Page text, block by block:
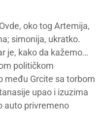
oko tog Artemija,
simonija, ukratko.
je, kako da kažemo…
političkom
među Grcite sa torbom
upao i izuzima
auto privremeno